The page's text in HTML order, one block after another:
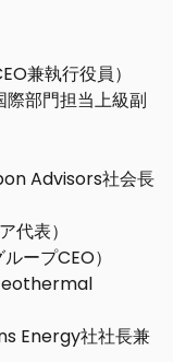
兼執行役員）
部門担当上級副
Advisors社会長
代表）
ープCEO）
Energy社社長兼